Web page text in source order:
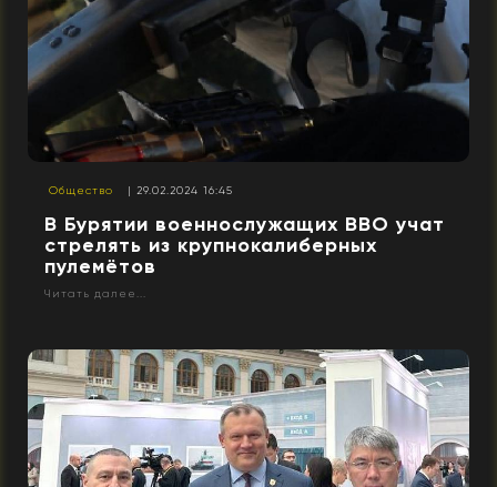
Общество | 29.02.2024 16:45
В Бурятии военнослужащих ВВО учат
стрелять из крупнокалиберных
пулемётов
Читать далее...